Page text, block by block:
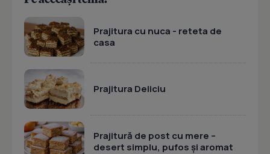
Prajitura cu nuca - reteta de
casa
Prajitura Deliciu
Prajitură de post cu mere –
desert simplu, pufos și aromat